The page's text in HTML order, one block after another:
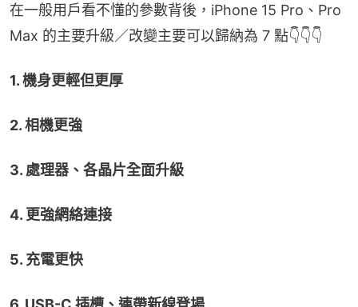
在一般用戶看不懂的參數背後，iPhone 15 Pro、Pro
Max 的主要升級／改變主要可以歸納為 7 點👇👇👇
1. 機身更輕但更厚
2. 相機更強
3. 處理器、各晶片全面升級
4. 更強網絡連接
5. 充電更快